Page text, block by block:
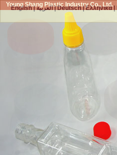
Young Shang Plastic Industry Co., Ltd.
English|العربية|Deutsch|Ελληνικά|